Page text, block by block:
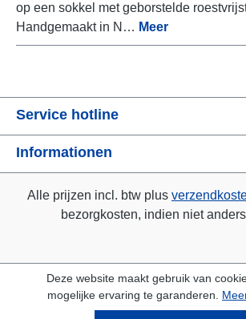
op een sokkel met geborstelde
Handgemaakt in N… Meer
Service hotline
Informationen
Alle prijzen incl. btw plus
bezorgkosten, indien niet
Deze website maakt gebruik van
mogelijke ervaring te garanderen.